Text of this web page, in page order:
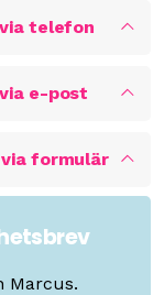
telefon
e-post
formulär
Marcus.